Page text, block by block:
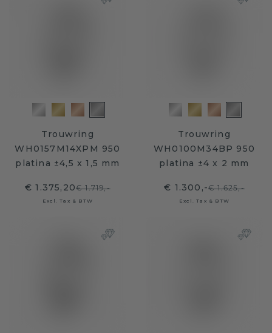
Trouwring
WH0157M14XPM 950
platina ±4,5 x 1,5 mm
€ 1.375,20€ 1.719,-
Excl. Tax & BTW
Trouwring
WH0100M34BP 950
platina ±4 x 2 mm
€ 1.300,-€ 1.625,-
Excl. Tax & BTW